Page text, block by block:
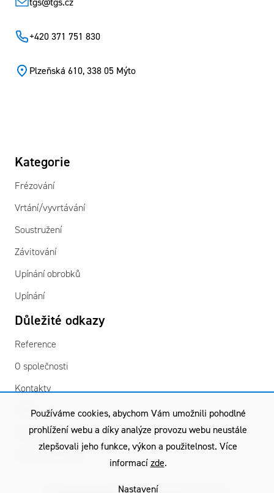
Používáme cookies, abychom Vám umožnili pohodlné
prohlížení webu a díky analýze provozu webu neustále
zlepšovali jeho funkce, výkon a použitelnost. Více
informací zde.
Nastavení
+420 371 751 830
Plzeňská 610, 338 05 Mýto
Kategorie
Frézování
Vrtání/vyvrtávání
Soustružení
Závitování
Upínání obrobků
Upínání
Důležité odkazy
Reference
O společnosti
Kontakty
GDPR
Všeobecné obchodní podmínky
Záruční podmínky